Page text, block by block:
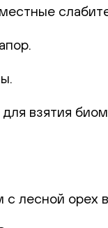
для взятия
лесной орех